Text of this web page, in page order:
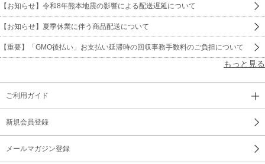
【お知らせ】令和8年熊本地震の影響による配送遅延について
【お知らせ】夏季休業に伴う商品配送について
【重要】「GMO後払い」お支払い延滞時の回収事務手数料のご負担について
もっと見る
ご利用ガイド
新規会員登録
メールマガジン登録